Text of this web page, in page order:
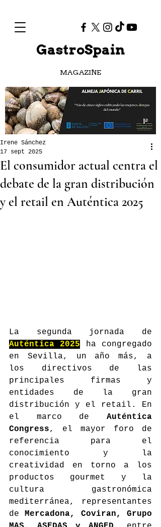
GastroSpain
MAGAZINE
El consumidor actual centra el
debate de la gran distribución
y el retail en Auténtica 2025
Irene Sánchez
17 sept 2025
Auténtica 2025 ha congregado
en Sevilla, un año más, a
los directivos de las
principales firmas y
entidades de la gran
distribución y el retail. En
el marco de Auténtica
Congress, el mayor foro de
referencia para el
conocimiento y la
creatividad en torno a los
productos gourmet y la
cultura gastronómica
mediterránea, representantes
de Mercadona, Coviran, Grupo